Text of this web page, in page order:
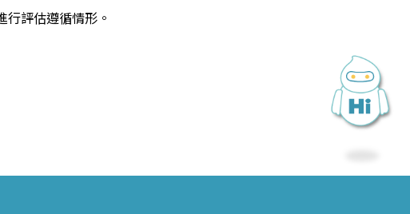
評估遵循情形。